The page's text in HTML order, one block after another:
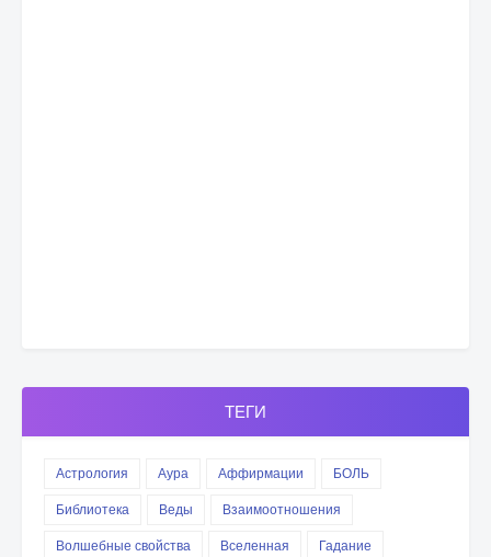
ТЕГИ
Астрология Аура Аффирмации
БОЛЬ
Библиотека
Веды
Взаимоотношения
Волшебные свойства
Вселенная
Гадание